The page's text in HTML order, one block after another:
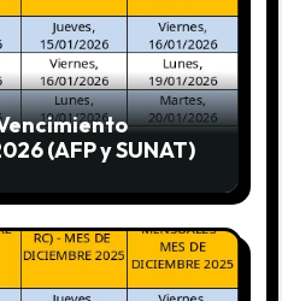
(AFP y SUNAT)